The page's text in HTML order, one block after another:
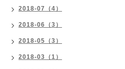
2018-07（4）
2018-06（3）
2018-05（3）
2018-03（1）